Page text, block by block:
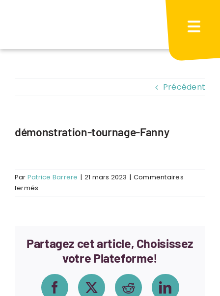
Précédent
démonstration-tournage-Fanny
Par Patrice Barrere | 21 mars 2023 | Commentaires
fermés
Partagez cet article, Choisissez
votre Plateforme!
FacebookX Reddit LinkedIn